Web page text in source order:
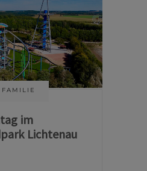
im
Lichtenau